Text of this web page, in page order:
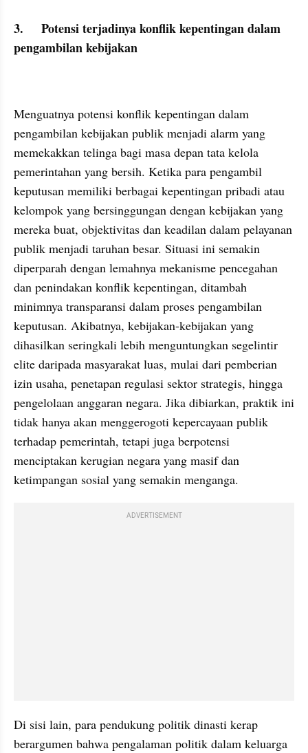
3.	Potensi terjadinya konflik kepentingan dalam
pengambilan kebijakan
Menguatnya potensi konflik kepentingan dalam
pengambilan kebijakan publik menjadi alarm yang
memekakkan telinga bagi masa depan tata kelola
pemerintahan yang bersih. Ketika para pengambil
keputusan memiliki berbagai kepentingan pribadi atau
kelompok yang bersinggungan dengan kebijakan yang
mereka buat, objektivitas dan keadilan dalam pelayanan
publik menjadi taruhan besar. Situasi ini semakin
diperparah dengan lemahnya mekanisme pencegahan
dan penindakan konflik kepentingan, ditambah
minimnya transparansi dalam proses pengambilan
keputusan. Akibatnya, kebijakan-kebijakan yang
dihasilkan seringkali lebih menguntungkan segelintir
elite daripada masyarakat luas, mulai dari pemberian
izin usaha, penetapan regulasi sektor strategis, hingga
pengelolaan anggaran negara. Jika dibiarkan, praktik ini
tidak hanya akan menggerogoti kepercayaan publik
terhadap pemerintah, tetapi juga berpotensi
menciptakan kerugian negara yang masif dan
ketimpangan sosial yang semakin menganga.
ADVERTISEMENT
Di sisi lain, para pendukung politik dinasti kerap
berargumen bahwa pengalaman politik dalam keluarga